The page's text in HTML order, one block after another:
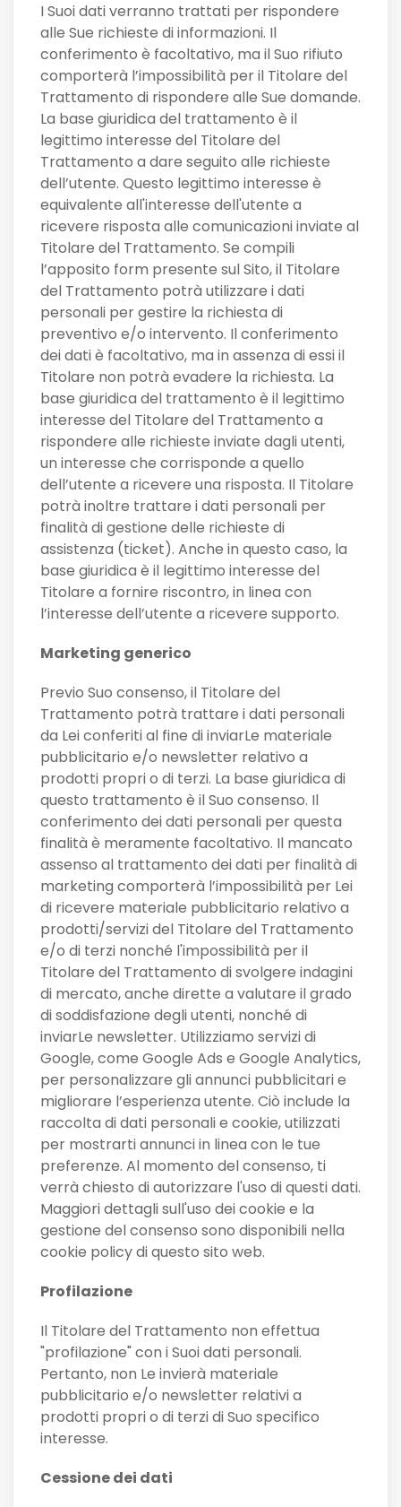
I Suoi dati verranno trattati per rispondere
alle Sue richieste di informazioni. Il
conferimento è facoltativo, ma il Suo rifiuto
comporterà l’impossibilità per il Titolare del
Trattamento di rispondere alle Sue domande.
La base giuridica del trattamento è il
legittimo interesse del Titolare del
Trattamento a dare seguito alle richieste
dell’utente. Questo legittimo interesse è
equivalente all'interesse dell'utente a
ricevere risposta alle comunicazioni inviate al
Titolare del Trattamento. Se compili
l’apposito form presente sul Sito, il Titolare
del Trattamento potrà utilizzare i dati
personali per gestire la richiesta di
preventivo e/o intervento. Il conferimento
dei dati è facoltativo, ma in assenza di essi il
Titolare non potrà evadere la richiesta. La
base giuridica del trattamento è il legittimo
interesse del Titolare del Trattamento a
rispondere alle richieste inviate dagli utenti,
un interesse che corrisponde a quello
dell’utente a ricevere una risposta. Il Titolare
potrà inoltre trattare i dati personali per
finalità di gestione delle richieste di
assistenza (ticket). Anche in questo caso, la
base giuridica è il legittimo interesse del
Titolare a fornire riscontro, in linea con
l’interesse dell’utente a ricevere supporto.
Marketing generico
Previo Suo consenso, il Titolare del
Trattamento potrà trattare i dati personali
da Lei conferiti al fine di inviarLe materiale
pubblicitario e/o newsletter relativo a
prodotti propri o di terzi. La base giuridica di
questo trattamento è il Suo consenso. Il
conferimento dei dati personali per questa
finalità è meramente facoltativo. Il mancato
assenso al trattamento dei dati per finalità di
marketing comporterà l’impossibilità per Lei
di ricevere materiale pubblicitario relativo a
prodotti/servizi del Titolare del Trattamento
e/o di terzi nonché l'impossibilità per il
Titolare del Trattamento di svolgere indagini
di mercato, anche dirette a valutare il grado
di soddisfazione degli utenti, nonché di
inviarLe newsletter. Utilizziamo servizi di
Google, come Google Ads e Google Analytics,
per personalizzare gli annunci pubblicitari e
migliorare l’esperienza utente. Ciò include la
raccolta di dati personali e cookie, utilizzati
per mostrarti annunci in linea con le tue
preferenze. Al momento del consenso, ti
verrà chiesto di autorizzare l'uso di questi dati.
Maggiori dettagli sull'uso dei cookie e la
gestione del consenso sono disponibili nella
cookie policy di questo sito web.
Profilazione
Il Titolare del Trattamento non effettua
"profilazione" con i Suoi dati personali.
Pertanto, non Le invierà materiale
pubblicitario e/o newsletter relativi a
prodotti propri o di terzi di Suo specifico
interesse.
Cessione dei dati